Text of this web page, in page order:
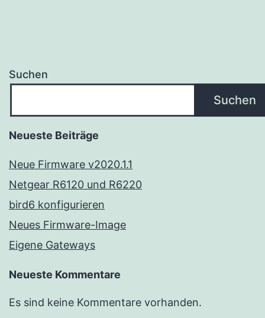
Suchen
Suchen
Neueste Beiträge
Neue Firmware v2020.1.1
Netgear R6120 und R6220
bird6 konfigurieren
Neues Firmware-Image
Eigene Gateways
Neueste Kommentare
Es sind keine Kommentare vorhanden.